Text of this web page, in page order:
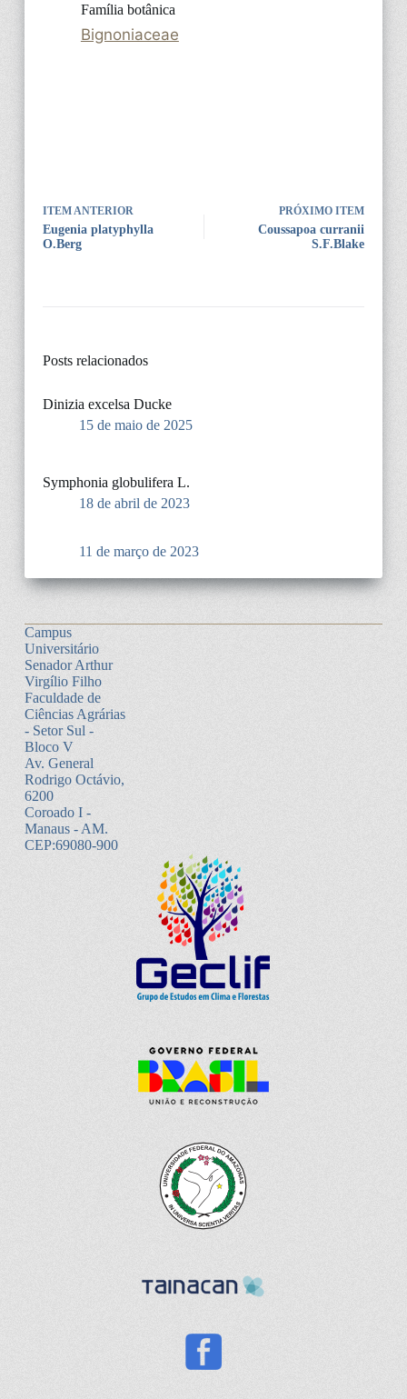
Família botânica
Bignoniaceae
ITEM ANTERIOR
Eugenia platyphylla
O.Berg
PRÓXIMO ITEM
Coussapoa curranii
S.F.Blake
Posts relacionados
Dinizia excelsa Ducke
15 de maio de 2025
Symphonia globulifera L.
18 de abril de 2023
11 de março de 2023
Campus
Universitário
Senador Arthur
Virgílio Filho
Faculdade de
Ciências Agrárias
- Setor Sul -
Bloco V
Av. General
Rodrigo Octávio,
6200
Coroado I -
Manaus - AM.
CEP:69080-900